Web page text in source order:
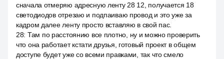
сначала отмеряю адресную ленту 28 12, получается 18
светодиодов отрезаю и подпаиваю провод и это уже за
кадром далее ленту просто вставляю в свой пас.
28: Там по расстоянию все плотно, ну и можно проверить
что она работает кстати друзья, готовый проект в общем
доступе будет уже со всеми правками, так что смело